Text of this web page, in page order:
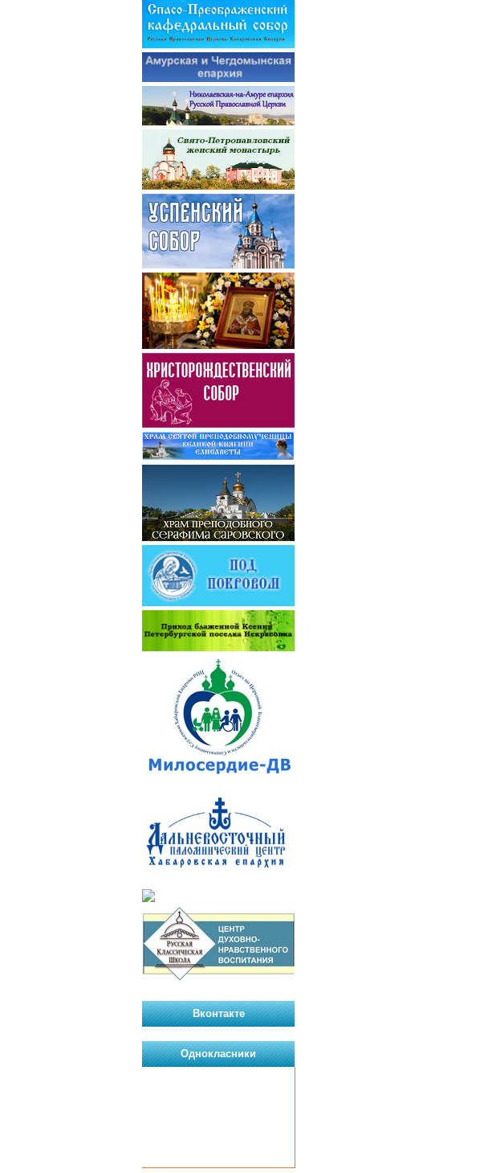
Вконтакте
Однокласники